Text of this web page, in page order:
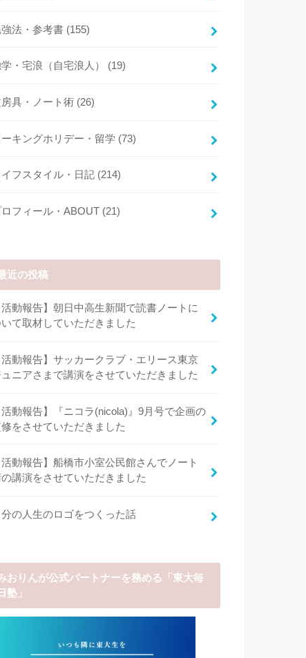
法・参考書 (155)
・宅浪（自宅浪人） (19)
具・ノート術 (26)
ーキングホリデー・留学 (73)
イフスタイル・日記 (214)
ロフィール・ABOUT (21)
近の投稿
活動報告】朝日中高生新聞で読書ノートに
て取材していただきました
活動報告】サッカークラブ・エリース東京
ュニアさまで講演をさせていただきました
活動報告】『ニコラ(nicola)』9月号で企画の
修をさせていただきました
活動報告】船橋市小室公民館さんでノート
講演をさせていただきました
分の人生のロゴをつくった話
おりんが公式パートナーを務める「東大毎
日塾」